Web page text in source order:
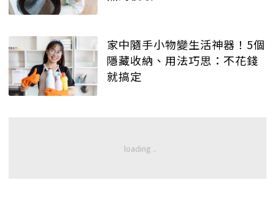
家中隨手小物變生活神器！5個
隱藏收納、用法巧思：不花錢
就搞定